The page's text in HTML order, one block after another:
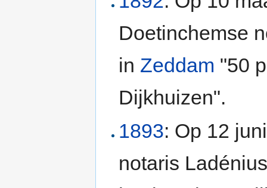
Doetinchemse
in Zeddam "50
Dijkhuizen".
1893: Op 12
notaris